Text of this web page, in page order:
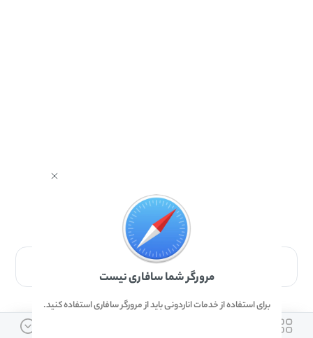
برای دانلود برنامه با مرورگر Safari وارد شوید.
ارتباط با ما
مرورگر شما سافاری نیست
برای استفاده از خدمات اناردونی باید از مرورگر سافاری استفاده کنید.